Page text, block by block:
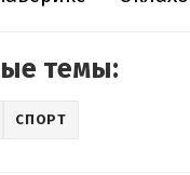
темы:
СПОРТ